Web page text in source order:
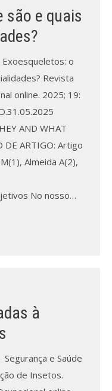
na nossa revista
Revista
são e quais
Exoesqueletos: o
Revista
online. 2025; 19:
AND WHAT
DE ARTIGO: Artigo
Almeida A(2),
No nosso…
à
e Saúde
de Insetos.